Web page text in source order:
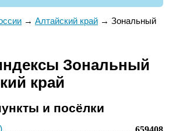
→ Алтайский край → Зональный
Зональный
край
и посёлки